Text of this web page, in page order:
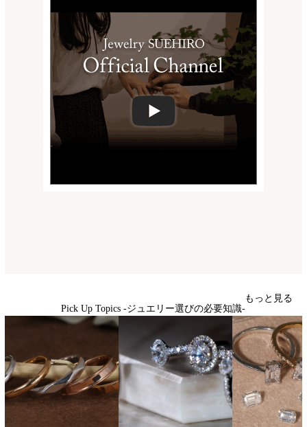
Pick Up Topics -ジュエリー選びの必要知識-
もっと見る